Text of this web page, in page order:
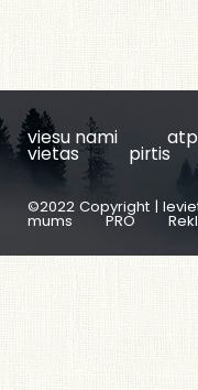
viesu nami
vietas pirtis
©2022 Copyright |
mums PRO